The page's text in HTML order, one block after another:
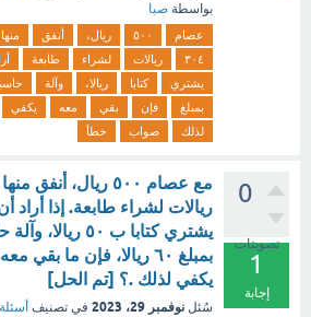
بواسطة صبا
عصام ٥٠٠ ريال، أنفق
منها
٣٠٤
ريالات لشراء طابعة
يشتري
كتابا ريالا، وآلة
بمبلغ
فإن بقي معه
يكفي
لذلك
صواب خطأ
0
تصويتات
1
إجابة
ريالات لشراء طابعة. إذا أراد
يشتري كتابا ب ٥٠
بمبلغ ٦٠ ريالا، فإن ما بقي معه
يكفي لذلك .؟ [تم الحل]
سُئل نوفمبر 29، 2023 في تصنيف أسئلة